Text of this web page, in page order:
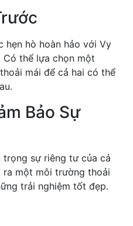
hẹn hò hoàn hảo với Vy
Có thể lựa chọn một
mái để cả hai có thể
Bảo Sự
sự riêng tư của cả
ra một môi trường thoải
trải nghiệm tốt đẹp.